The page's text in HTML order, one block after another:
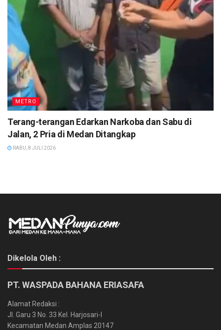
METRO
Terang-terangan Edarkan Narkoba dan Sabu di
Jalan, 2 Pria di Medan Ditangkap
RABU, 8 JULI 2026
Dikelola Oleh :
PT. WASPADA BAHANA ERIASAFA
Alamat Redaksi :
Jl. Garu 3 No. 33 Kel. Harjosari-I
Kecamatan Medan Amplas 20147